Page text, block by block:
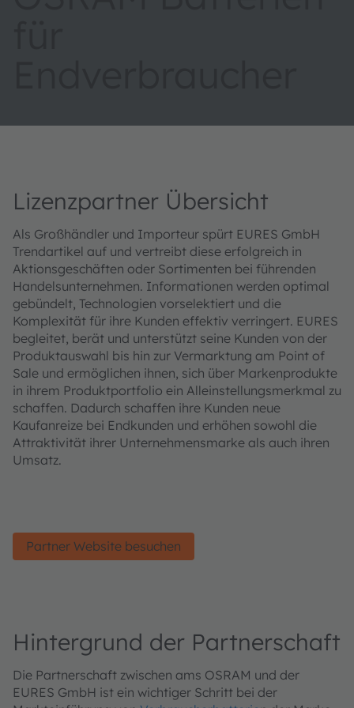
Lizenzpartner Übersicht
Als Großhändler und Importeur spürt EURES GmbH
Trendartikel auf und vertreibt diese erfolgreich in
Aktionsgeschäften oder Sortimenten bei führenden
Handelsunternehmen. Informationen werden optimal
gebündelt, Technologien vorselektiert und die
Komplexität für ihre Kunden effektiv verringert. EURES
begleitet, berät und unterstützt seine Kunden von der
Produktauswahl bis hin zur Vermarktung am Point of
Sale und ermöglichen ihnen, sich über Markenprodukte
in ihrem Produktportfolio ein Alleinstellungsmerkmal zu
schaffen. Dadurch schaffen ihre Kunden neue
Kaufanreize bei Endkunden und erhöhen sowohl die
Attraktivität ihrer Unternehmensmarke als auch ihren
Umsatz.
Partner Website besuchen
Hintergrund der Partnerschaft
Die Partnerschaft zwischen ams OSRAM und der
EURES GmbH ist ein wichtiger Schritt bei der